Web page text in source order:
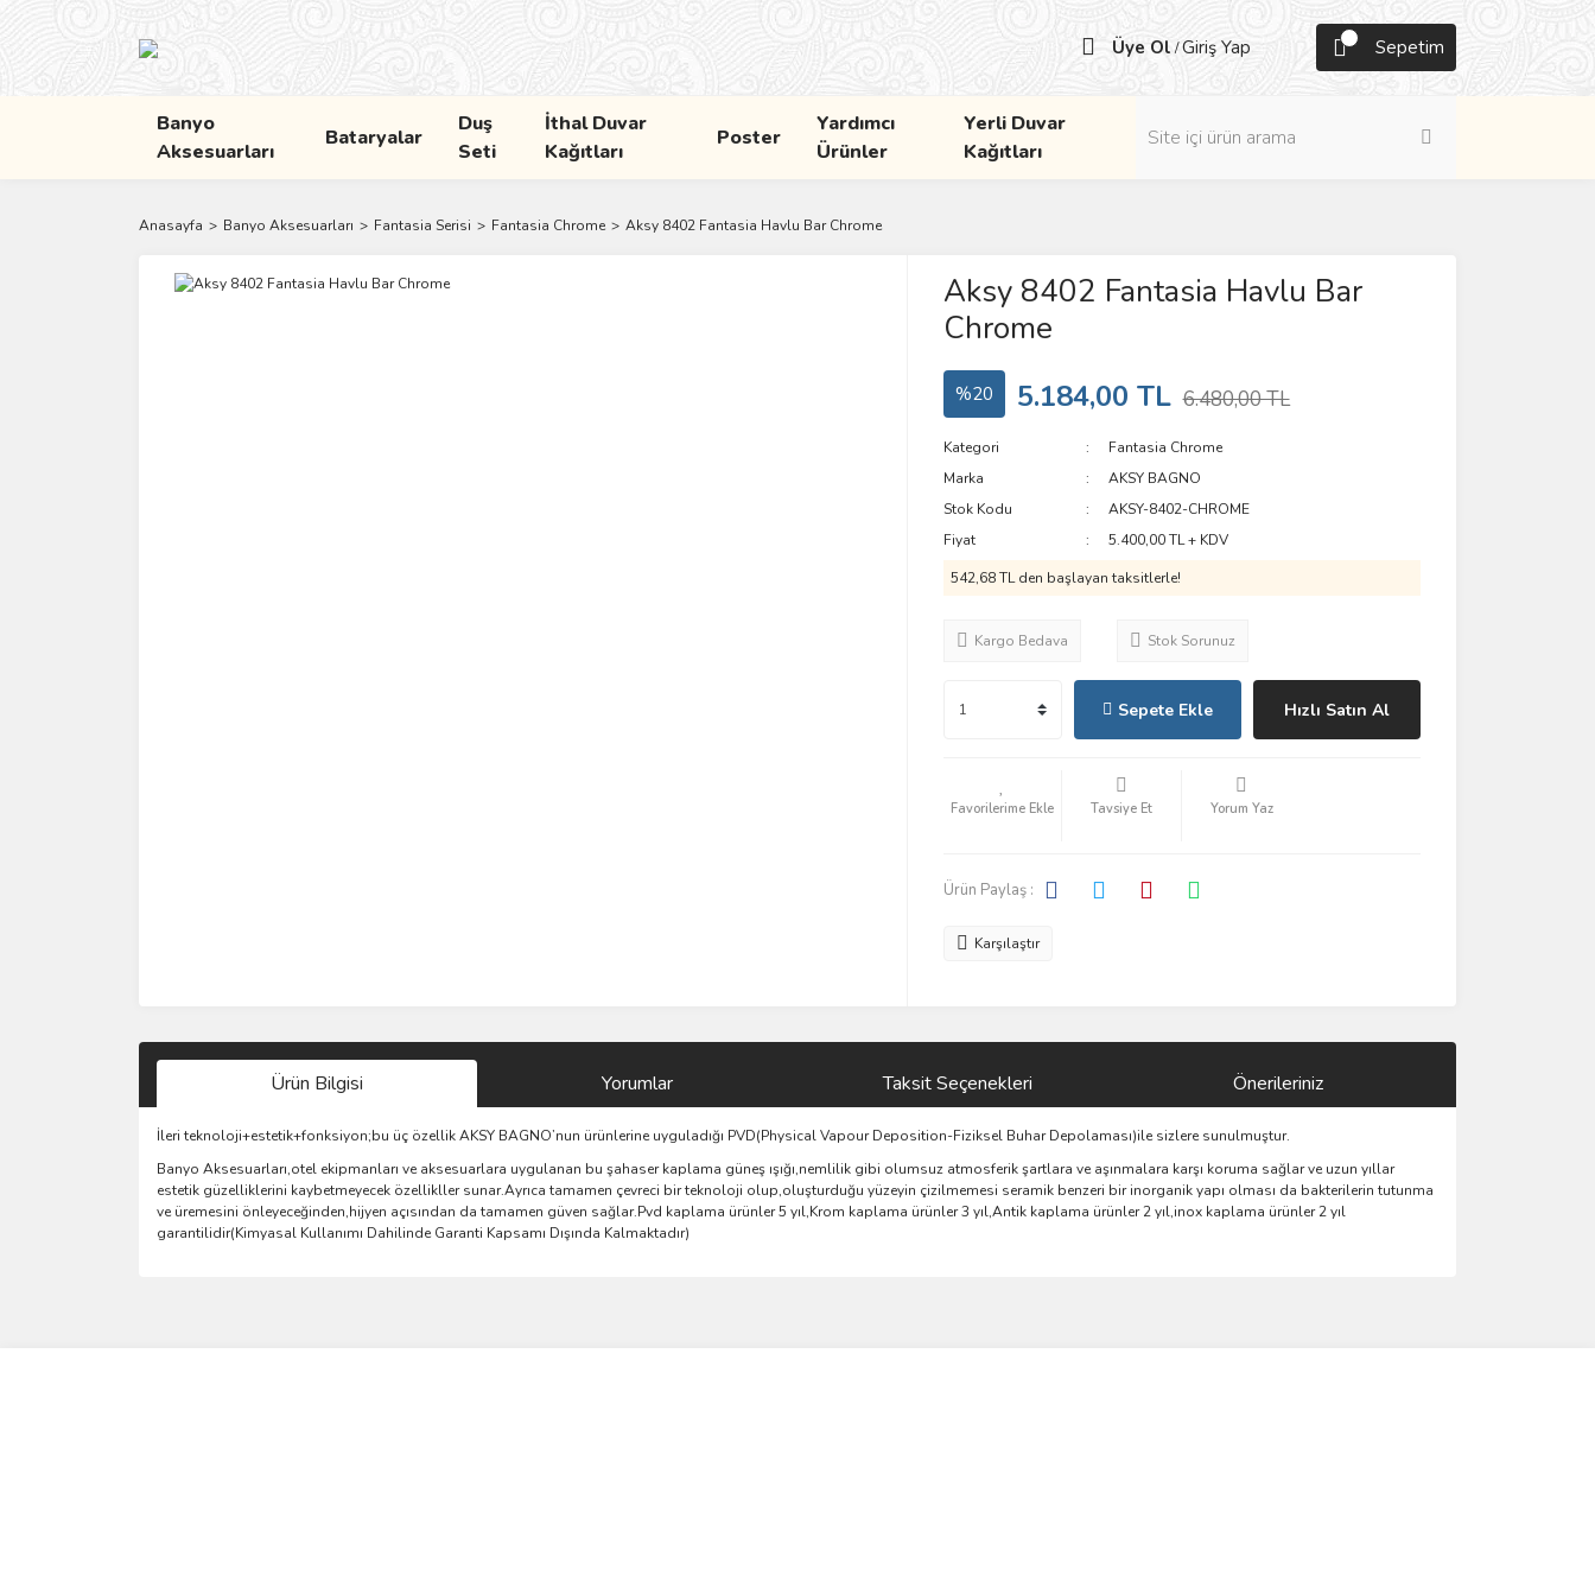
Üye Ol /Giriş Yap Sepetim
Banyo
Aksesuarları
Bataryalar
Duş
Seti
İthal Duvar
Kağıtları
Poster
Yardımcı
Ürünler
Yerli Duvar
Kağıtları
Anasayfa Banyo Aksesuarları Fantasia Serisi Fantasia Chrome Aksy 8402 Fantasia Havlu Bar Chrome
Aksy 8402 Fantasia Havlu Bar
Chrome
%20 5.184,00 TL 6.480,00 TL
Kategori
Fantasia Chrome
Marka
AKSY BAGNO
Stok Kodu
AKSY-8402-CHROME
Fiyat
5.400,00 TL + KDV
542,68 TL den başlayan taksitlerle!
Kargo Bedava Stok Sorunuz
Sepete Ekle Hızlı Satın Al
Tavsiye Et Yorum Yaz
Ürün Paylaş :
Karşılaştır
Ürün Bilgisi Yorumlar Taksit Seçenekleri Önerileriniz
İleri teknoloji+estetik+fonksiyon;bu üç özellik AKSY BAGNO’nun ürünlerine uyguladığı PVD(Physical Vapour Deposition-Fiziksel Buhar Depolaması)ile sizlere sunulmuştur.
Banyo Aksesuarları,otel ekipmanları ve aksesuarlara uygulanan bu şahaser kaplama güneş ışığı,nemlilik gibi olumsuz atmosferik şartlara ve aşınmalara karşı koruma sağlar ve uzun yıllar
estetik güzelliklerini kaybetmeyecek özellikller sunar.Ayrıca tamamen çevreci bir teknoloji olup,oluşturduğu yüzeyin çizilmemesi seramik benzeri bir inorganik yapı olması da bakterilerin tutunma
ve üremesini önleyeceğinden,hijyen açısından da tamamen güven sağlar.Pvd kaplama ürünler 5 yıl,Krom kaplama ürünler 3 yıl,Antik kaplama ürünler 2 yıl,inox kaplama ürünler 2 yıl
garantilidir(Kimyasal Kullanımı Dahilinde Garanti Kapsamı Dışında Kalmaktadır)